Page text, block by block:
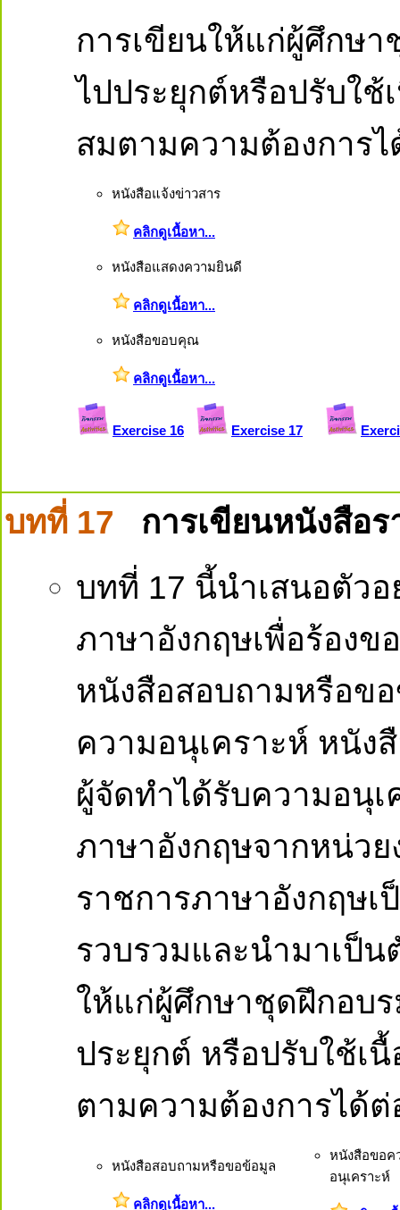
การเขียนให้แก่ผู้ศึกษ
ไปประยุกต์หรือปรับใช้
สมตามความต้องการไ
หนังสือแจ้งข่าวสาร
คลิกดูเนื้อหา...
หนังสือแสดงความยินดี
คลิกดูเนื้อหา...
หนังสือขอบคุณ
คลิกดูเนื้อหา...
Exercise 16 Exercise 17
บทที่ 17
การเขียนหนังสือ
บทที่ 17 นี้นำเสนอตัว
ภาษาอังกฤษเพื่อร้อง
หนังสือสอบถามหรือข
ความอนุเคราะห์ หนัง
ผู้จัดทำได้รับความอนุ
ภาษาอังกฤษจากหน่ว
ราชการภาษาอังกฤษ
รวบรวมและนำมาเป็น
ให้แก่ผู้ศึกษาชุดฝึกอบ
ประยุกต์ หรือปรับใช้เ
ตามความต้องการได้ต่
หนังสือสอบถามหรือขอข้อมูล
คลิกดูเนื้อหา...
หนังสือขอค
อนุเคราะห์